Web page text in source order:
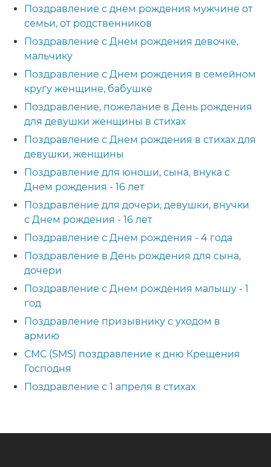
Поздравление с днем рождения мужчине от
семьи, от родственников
Поздравление с Днем рождения девочке,
мальчику
Поздравление с Днем рождения в семейном
кругу женщине, бабушке
Поздравление, пожелание в День рождения
для девушки женщины в стихах
Поздравление с Днем рождения в стихах для
девушки, женщины
Поздравление для юноши, сына, внука с
Днем рождения - 16 лет
Поздравление для дочери, девушки, внучки
с Днем рождения - 16 лет
Поздравление с Днем рождения - 4 года
Поздравление в День рождения для сына,
дочери
Поздравление с Днем рождения малышу - 1
год
Поздравление призывнику с уходом в
армию
СМС (SMS) поздравление к дню Крещения
Господня
Поздравление с 1 апреля в стихах